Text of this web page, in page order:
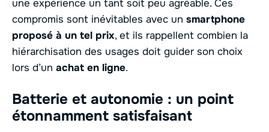
une expérience un tant soit peu agréable. Ces
compromis sont inévitables avec un smartphone
proposé à un tel prix, et ils rappellent combien la
hiérarchisation des usages doit guider son choix
lors d’un achat en ligne.
Batterie et autonomie : un point
étonnamment satisfaisant